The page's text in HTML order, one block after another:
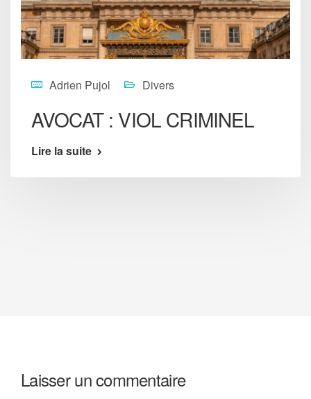
Adrien Pujol Divers
AVOCAT : VIOL CRIMINEL
Lire la suite
Laisser un commentaire